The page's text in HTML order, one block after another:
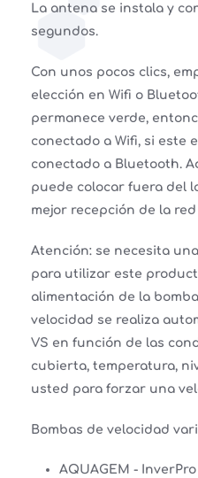
La antena se instala y
segundos.
Con unos pocos clics,
elección en Wifi o
permanece verde,
conectado a Wifi, si este
conectado a Bluetooth.
puede colocar fuera del
mejor recepción de la red
Atención: se necesita
para utilizar este
alimentación de la
velocidad se realiza
VS en función de las
cubierta, temperatura,
usted para forzar una
Bombas de velocidad
AQUAGEM - InverPro